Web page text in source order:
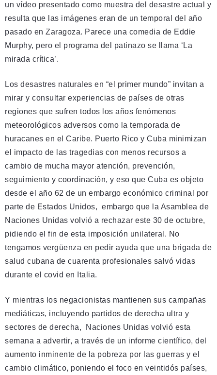
un vídeo presentado como muestra del desastre actual y
resulta que las imágenes eran de un temporal del año
pasado en Zaragoza. Parece una comedia de Eddie
Murphy, pero el programa del patinazo se llama ‘La
mirada crítica’.
Los desastres naturales en “el primer mundo” invitan a
mirar y consultar experiencias de países de otras
regiones que sufren todos los años fenómenos
meteorológicos adversos como la temporada de
huracanes en el Caribe. Puerto Rico y Cuba minimizan
el impacto de las tragedias con menos recursos a
cambio de mucha mayor atención, prevención,
seguimiento y coordinación, y eso que Cuba es objeto
desde el año 62 de un embargo económico criminal por
parte de Estados Unidos, embargo que la Asamblea de
Naciones Unidas volvió a rechazar este 30 de octubre,
pidiendo el fin de esta imposición unilateral. No
tengamos vergüenza en pedir ayuda que una brigada de
salud cubana de cuarenta profesionales salvó vidas
durante el covid en Italia.
Y mientras los negacionistas mantienen sus campañas
mediáticas, incluyendo partidos de derecha ultra y
sectores de derecha, Naciones Unidas volvió esta
semana a advertir, a través de un informe científico, del
aumento inminente de la pobreza por las guerras y el
cambio climático, poniendo el foco en veintidós países,